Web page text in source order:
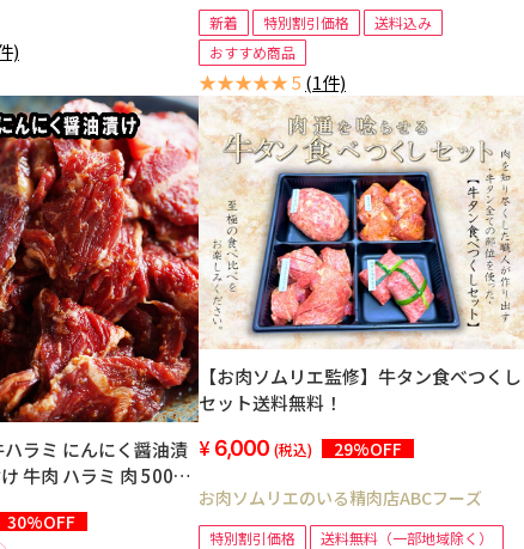
)
新着 特別割引価格
送料込み
おすすめ商品
★★★★★ 5 (1件)
単 大蒜醤油
30%OFF
【お肉ソムリエ監修】牛タン食べつくし
セット送料無料！
6,000 (税込) 29%OFF
お肉ソムリエのいる精肉店ABCフーズ
特別割引価格 送料無料（一部地域除く）